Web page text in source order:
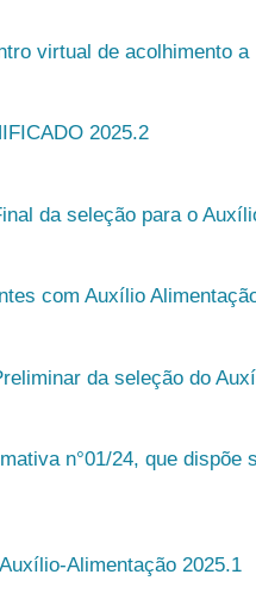
virtual de acolhimento
2025.2
da seleção para o
com Auxílio
da seleção do
n°01/24, que
Alimentação 2025.1